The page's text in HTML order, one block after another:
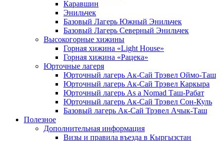
Каравшин
Энильчек
Базовый Лагерь Южный Энильчек
Базовый Лагерь Северный Энильчек
Высокогорные хижины
Горная хижина «Light House»
Горная хижина «Рацека»
Юрточные лагеря
Юрточный лагерь Ак-Сай Трэвел Оймо-Таш
Юрточный лагерь Ак-Сай Трэвел Каркыра
Юрточный лагерь As a Nomad Таш-Рабат
Юрточный лагерь Ак-Сай Трэвел Сон-Куль
Базовый лагерь Ак-Сай Трэвел Ачык-Таш
Полезное
Дополнительная информация
Визы и правила въезда в Кыргызстан